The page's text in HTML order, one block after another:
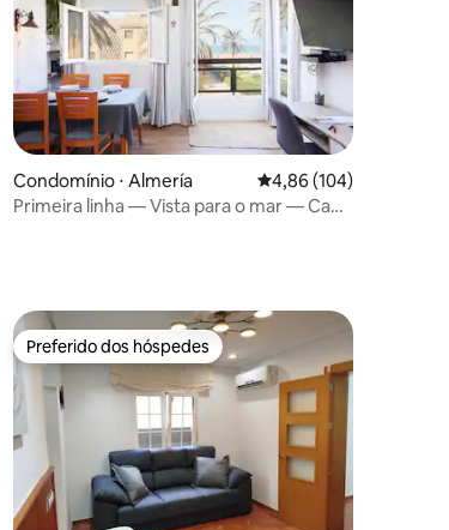
avaliação média de 5, 113 avaliações
Condomínio ⋅ Almería 4,86 de uma avaliação
4,86 (104)
Primeira linha — Vista para o mar — Cabo
Preferido dos hóspedes
Preferido dos hóspedes